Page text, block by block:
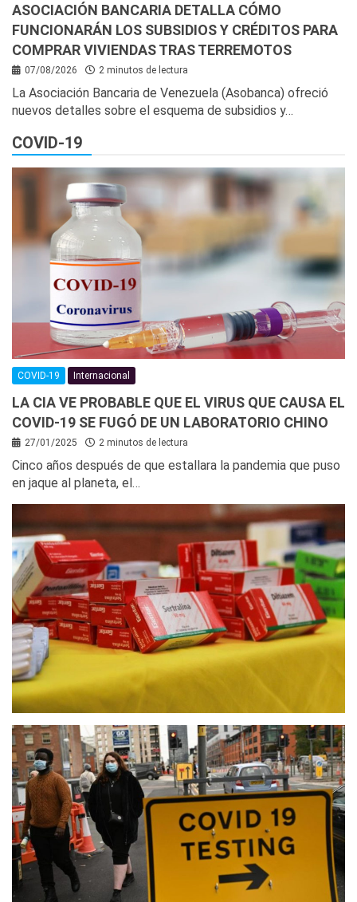
ASOCIACIÓN BANCARIA DETALLA CÓMO
FUNCIONARÁN LOS SUBSIDIOS Y CRÉDITOS PARA
COMPRAR VIVIENDAS TRAS TERREMOTOS
07/08/2026 2 minutos de lectura
La Asociación Bancaria de Venezuela (Asobanca) ofreció
nuevos detalles sobre el esquema de subsidios y…
COVID-19
COVID-19 Internacional
LA CIA VE PROBABLE QUE EL VIRUS QUE CAUSA EL
COVID-19 SE FUGÓ DE UN LABORATORIO CHINO
27/01/2025 2 minutos de lectura
Cinco años después de que estallara la pandemia que puso
en jaque al planeta, el…